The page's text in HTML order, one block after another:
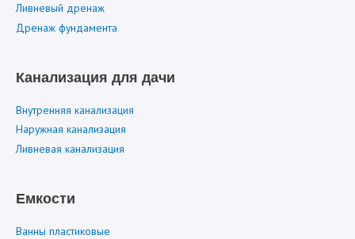
Ливневый дренаж
Дренаж фундамента
Канализация для дачи
Внутренняя канализация
Наружная канализация
Ливневая канализация
Емкости
Ванны пластиковые